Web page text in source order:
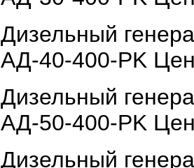
Дизельный
АД-40-400-РK
Дизельный
АД-50-400-РK
Дизельный